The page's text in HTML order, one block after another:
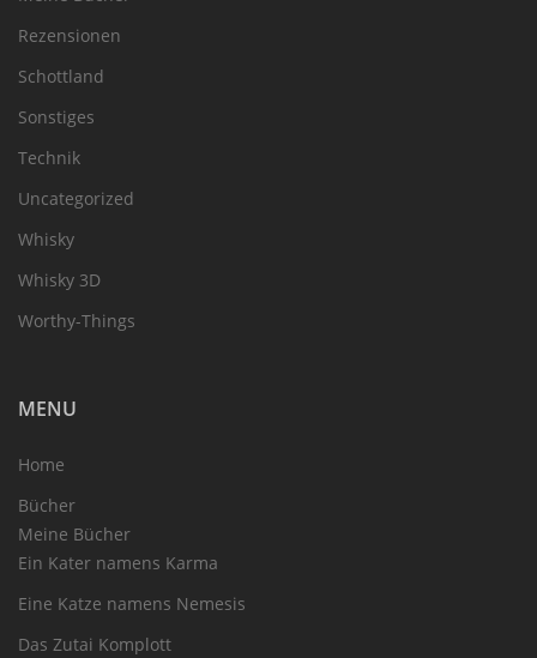
Rezensionen
Schottland
Sonstiges
Technik
Uncategorized
Whisky
Whisky 3D
Worthy-Things
MENU
Home
Bücher
Meine Bücher
Ein Kater namens Karma
Eine Katze namens Nemesis
Das Zutai Komplott